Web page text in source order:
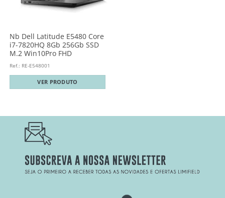
Nb Dell Latitude E5480 Core
i7-7820HQ 8Gb 256Gb SSD
M.2 Win10Pro FHD
Ref.: RE-E548001
VER PRODUTO